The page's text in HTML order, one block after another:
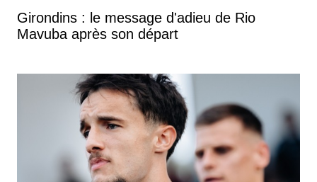
Girondins : le message d'adieu de Rio
Mavuba après son départ